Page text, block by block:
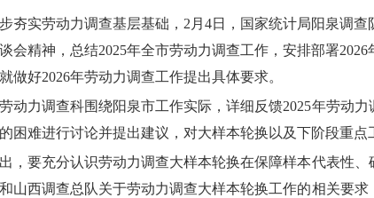
夯实劳动力调查基层基础， 2 月 4日，国家统计局阳泉调查
会精神，总结2025年全市劳动力调查工作，安排部署
做好2026年劳动力调查工作提出具体要求。
动力调查科围绕阳泉市工作实际，详细反馈2025年劳动
困难进行讨论并提出建议 ， 对大样本轮换以及下阶段重点
，要充分认识劳动力调查大样本轮换在保障样本代表性
山西调查总队关于劳动力调查大样本轮换工作的相关要